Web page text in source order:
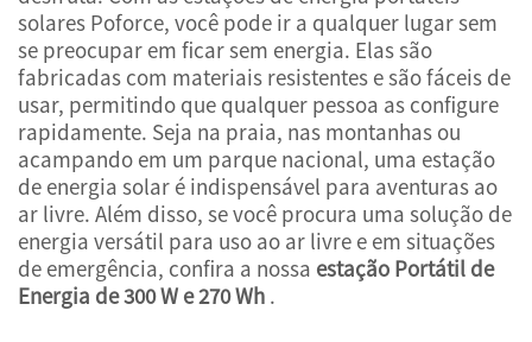
solares Poforce, você pode ir a qualquer lugar sem
se preocupar em ficar sem energia. Elas são
fabricadas com materiais resistentes e são fáceis de
usar, permitindo que qualquer pessoa as configure
rapidamente. Seja na praia, nas montanhas ou
acampando em um parque nacional, uma estação
de energia solar é indispensável para aventuras ao
ar livre. Além disso, se você procura uma solução de
energia versátil para uso ao ar livre e em situações
de emergência, confira a nossa estação Portátil de
Energia de 300 W e 270 Wh .